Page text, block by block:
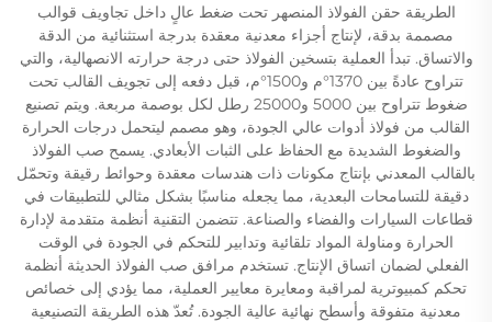
الطريقة حقن الفولاذ المنصهر تحت ضغط عالٍ داخل تجاويف قوالب
مصممة بدقة، لإنتاج أجزاء معدنية معقدة بدرجة استثنائية من الدقة
والاتساق. تبدأ العملية بتسخين الفولاذ حتى درجة حرارته الانصهالية، والتي
تتراوح عادةً بين 1370°م و1500°م، قبل دفعه إلى تجويف القالب تحت
ضغوط تتراوح بين 5000 و25000 رطل لكل بوصمة مربعة. ويتم تصنيع
القالب من فولاذ أدوات عالي الجودة، وهو مصمم ليتحمل درجات الحرارة
والضغوط الشديدة مع الحفاظ على الثبات الأبعادي. يسمح صب الفولاذ
بالقالب المعدني بإنتاج مكونات ذات هندسات معقدة وحوائط رقيقة وتحمّل
دقيقة للتسامحات البعدية، مما يجعله مناسبًا بشكل مثالي للتطبيقات في
قطاعات السيارات والفضاء والصناعة. تتضمن التقنية أنظمة متقدمة لإدارة
الحرارة ومناولة المواد تلقائية وتدابير للتحكم في الجودة في الوقت
الفعلي لضمان اتساق الإنتاج. تستخدم مرافق صب الفولاذ الحديثة أنظمة
تحكم كمبيوترية لمراقبة ومعايرة معايير العملية، مما يؤدي إلى خصائص
معدنية متفوقة وأسطح نهائية عالية الجودة. تُعدّ هذه الطريقة التصنيعية